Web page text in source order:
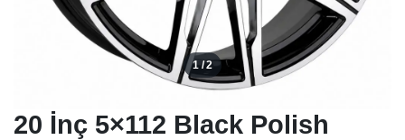
1 / 2
20 İnç 5×112 Black Polish